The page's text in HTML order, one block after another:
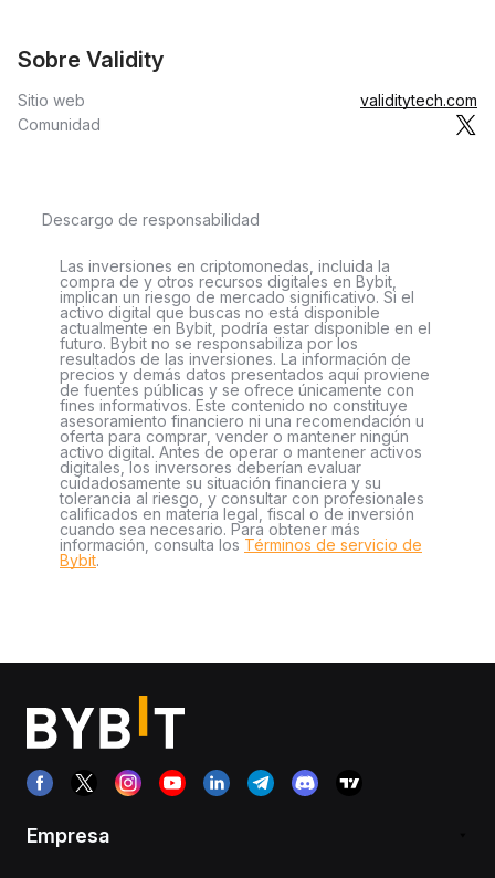
Sobre Validity
Sitio web
validitytech.com
Comunidad
Descargo de responsabilidad
Las inversiones en criptomonedas, incluida la
compra de y otros recursos digitales en Bybit,
implican un riesgo de mercado significativo. Si el
activo digital que buscas no está disponible
actualmente en Bybit, podría estar disponible en el
futuro. Bybit no se responsabiliza por los
resultados de las inversiones. La información de
precios y demás datos presentados aquí proviene
de fuentes públicas y se ofrece únicamente con
fines informativos. Este contenido no constituye
asesoramiento financiero ni una recomendación u
oferta para comprar, vender o mantener ningún
activo digital. Antes de operar o mantener activos
digitales, los inversores deberían evaluar
cuidadosamente su situación financiera y su
tolerancia al riesgo, y consultar con profesionales
calificados en materia legal, fiscal o de inversión
cuando sea necesario. Para obtener más
información, consulta los Términos de servicio de
Bybit.
Empresa